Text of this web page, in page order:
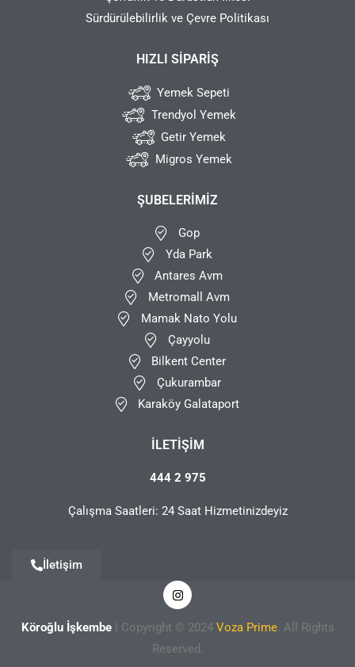
Sürdürülebilirlik ve Çevre Politikası
HIZLI SIPARIŞ
Yemek Sepeti
Trendyol Yemek
Getir Yemek
Migros Yemek
ŞUBELERIMIZ
Gop
Yda Park
Antares Avm
Metromall Avm
Mamak Nato Yolu
Çayyolu
Bilkent Center
Çukurambar
Karaköy Galataport
İLETIŞIM
444 2 975
Çalışma Saatleri: 24 Saat Hizmetinizdeyiz
İletişim
Köroğlu İşkembe| Copyright © 2024 Voza Prime. All Rights
Reserved.